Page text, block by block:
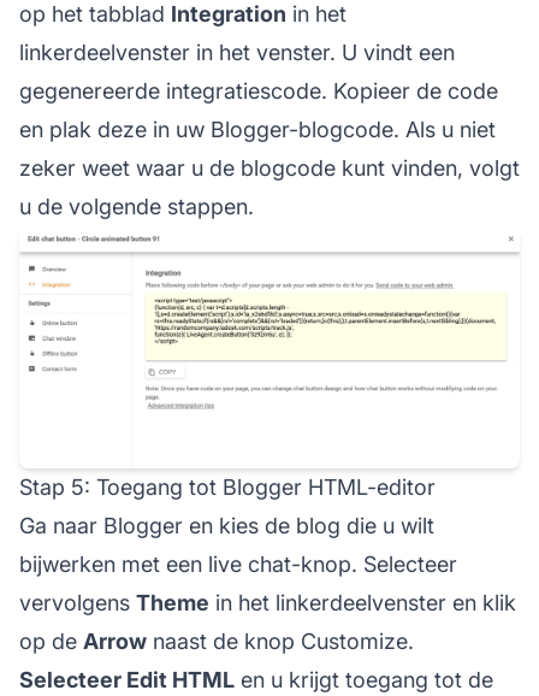
op het tabblad Integration in het
linkerdeelvenster in het venster. U vindt een
gegenereerde integratiescode. Kopieer de code
en plak deze in uw Blogger-blogcode. Als u niet
zeker weet waar u de blogcode kunt vinden, volgt
u de volgende stappen.
Stap 5: Toegang tot Blogger HTML-editor
Ga naar Blogger en kies de blog die u wilt
bijwerken met een live chat-knop. Selecteer
vervolgens Theme in het linkerdeelvenster en klik
op de Arrow naast de knop Customize.
Selecteer Edit HTML en u krijgt toegang tot de